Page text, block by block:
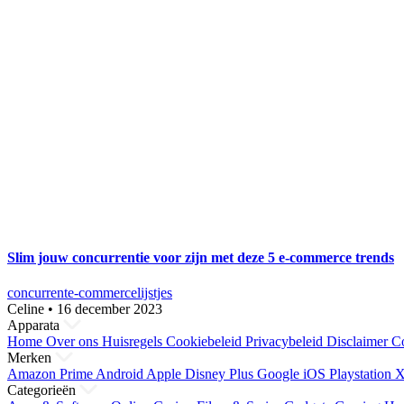
Slim jouw concurrentie voor zijn met deze 5 e-commerce trends
concurrente-commercelijstjes
Celine • 16 december 2023
Apparata
Home Over ons Huisregels Cookiebeleid Privacybeleid Disclaimer
Merken
Amazon Prime Android Apple Disney Plus Google iOS Playstation
Categorieën